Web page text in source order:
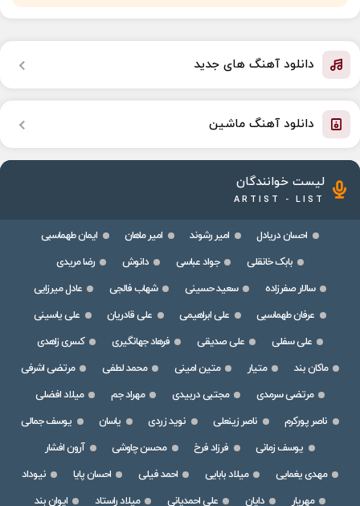
دانلود آهنگ های جدید
دانلود آهنگ ماشین
لیست خوانندگان
ARTIST - LIST
احسان دریادل امیر رشوند امیر ماهان
ایمان طهماسبی
بابک خانقلی
جواد عباسی دانوش
رضا مریدی
سالار صفرزاده
سعید حسینی شهاب فالجی
عادل میرزایی
عرفان طهماسبی
علی ابراهیمی علی قادریان
علی یاسینی
علی سفلی
علی صدیقی فرهاد جهانگیری
کسری زاهدی
ماکان بند
متیار متین امینی محمد لطفی
مرتضی اشرفی
مرتضی سرمدی
مجتبی دربیدی مهراد جم
میلاد افضلی
ناصر پورکرم
ناصر زینعلی نوید زردی یاسان
یوسف جمالی
یوسف زمانی
فرزاد فرخ محسن چاوشی
آرون افشار
مهدی یغمایی
میلاد بابایی احمد فیلی احسان پایا
نیوداد
مهریار
دایان علی احمدیانی میلاد راستاد ایوان بند